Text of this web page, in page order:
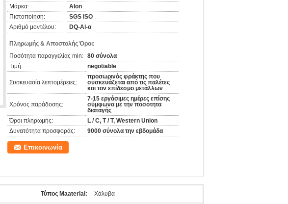
Μάρκα:
Alon
Πιστοποίηση:
SGS ISO
Αριθμό μοντέλου:
DQ-Al-α
Πληρωμής & Αποστολής Όροι:
Ποσότητα παραγγελίας min: 80 σύνολα
Τιμή:
negotiable
Συσκευασία λεπτομέρειες:
προσωρινός φράκτης που
συσκευάζεται από τις παλέτες
και τον επίδεσμο μετάλλων
Χρόνος παράδοσης:
7-15 εργάσιμες ημέρες επίσης
σύμφωνα με την ποσότητα
διαταγής
Όροι πληρωμής:
L / C, T / T, Western Union
Δυνατότητα προσφοράς:
9000 σύνολα την εβδομάδα
Επικοινωνία
Τύπος Maaterial: Χάλυβα